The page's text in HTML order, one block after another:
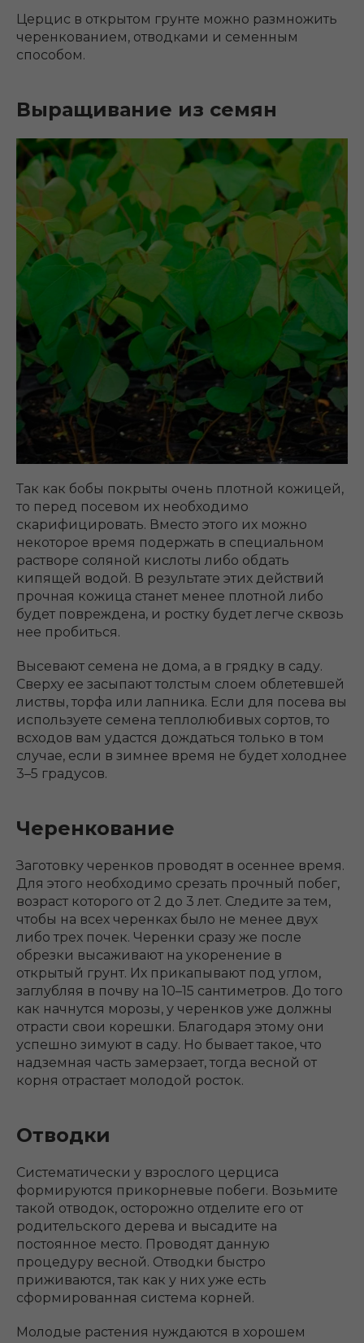
Церцис в открытом грунте можно размножить
черенкованием, отводками и семенным
способом.
Выращивание из семян
Так как бобы покрыты очень плотной кожицей,
то перед посевом их необходимо
скарифицировать. Вместо этого их можно
некоторое время подержать в специальном
растворе соляной кислоты либо обдать
кипящей водой. В результате этих действий
прочная кожица станет менее плотной либо
будет повреждена, и ростку будет легче сквозь
нее пробиться.
Высевают семена не дома, а в грядку в саду.
Сверху ее засыпают толстым слоем облетевшей
листвы, торфа или лапника. Если для посева вы
используете семена теплолюбивых сортов, то
всходов вам удастся дождаться только в том
случае, если в зимнее время не будет холоднее
3–5 градусов.
Черенкование
Заготовку черенков проводят в осеннее время.
Для этого необходимо срезать прочный побег,
возраст которого от 2 до 3 лет. Следите за тем,
чтобы на всех черенках было не менее двух
либо трех почек. Черенки сразу же после
обрезки высаживают на укоренение в
открытый грунт. Их прикапывают под углом,
заглубляя в почву на 10–15 сантиметров. До того
как начнутся морозы, у черенков уже должны
отрасти свои корешки. Благодаря этому они
успешно зимуют в саду. Но бывает такое, что
надземная часть замерзает, тогда весной от
корня отрастает молодой росток.
Отводки
Систематически у взрослого церциса
формируются прикорневые побеги. Возьмите
такой отводок, осторожно отделите его от
родительского дерева и высадите на
постоянное место. Проводят данную
процедуру весной. Отводки быстро
приживаются, так как у них уже есть
сформированная система корней.
Молодые растения нуждаются в хорошем